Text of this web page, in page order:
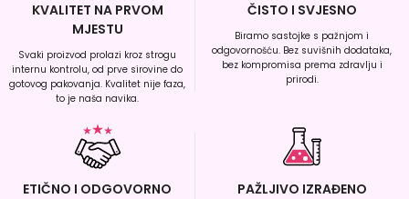
KVALITET NA PRVOM
MJESTU
Svaki proizvod prolazi kroz strogu
internu kontrolu, od prve sirovine do
gotovog pakovanja. Kvalitet nije faza,
to je naša navika.
ČISTO I SVJESNO
Biramo sastojke s pažnjom i
odgovornošću. Bez suvišnih dodataka,
bez kompromisa prema zdravlju i
prirodi.
ETIČNO I ODGOVORNO PAŽLJIVO IZRAĐENO